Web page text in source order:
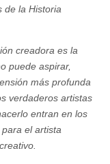
de la Historia
creadora es la
puede aspirar,
más profunda
verdaderos artistas
entran en los
el artista